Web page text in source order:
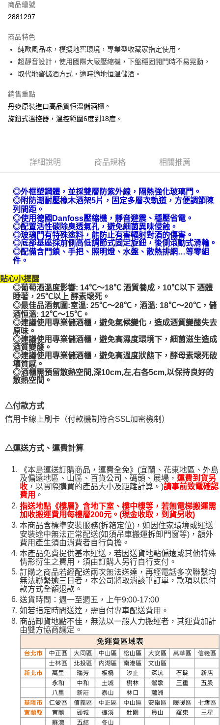
LINE Pay
街口支付
悠遊付
相關說明
【關於「AFTEE先享後付」】
AFTEE先享後付是「在收到商品之後才付款」的支付方式。 讓您購物簡單
便利好安心！
結帳頁面，進行簡訊認證並確認金額後，即可完成結帳。
２．訂單成立數日內，您將收到繳費通知簡訊。
３．收到繳費通知簡訊後14天內，點擊此簡訊中的連結，可透過四大超商／
ATM／網路銀行／等多元方式進行付款，方視為交易完成。
※ 請注意：結帳手續完成當下不需立刻繳費，但若您需要取消訂單，請聯絡
購買商品的店家。未經商家同意取消之訂單仍視為有效，需透過AFTEE先享
後付繳納相關費用。
※ 交易是否成功請以「AFTEE先享後付 」之結帳頁面顯示為準，若有關於
是否繳費成功／繳費後需取消欲退款等相關疑問，請聯繫「AFTEE先享後付
客戶支援中心」
【注意事項】
１．透過由恩沛科技股份有限公司提供之「AFTEE先享後付」服務完成之交
易，需依本服務之必要範圍內提供個人資料，並將交易相關給付款項請求債
權轉讓予恩沛科技股份有限公司。
２．關於個人資料處理事宜，請瀏覽以下網址：
https://aftee.tw/terms/#terms3
３．未成年的使用者請事先徵得法定代理人或監護人之同意方可使用
「AFTEE先享後付」，若未經同意申辦者引起之損失，本公司不負相關責
任。
４．使用「AFTEE先享後付」時，將依據個別帳號之用戶狀況，依本公司即
時審查核予不同之上限額度；若仍有額度不足之情形，本公司將視審查結果
請求用戶進行身份認證。
運送方式
商品編號
2881297
商品特色
純歐風品味，模擬地窖環境，專業型收藏家指定使用。
超靜音設計，使用國際大廠壓縮機，下盤穩固開門時不易晃動。
取代地窖儲酒方式，適時適地恒溫儲酒。
銷售重點
丹麥原裝進口高品質恒溫儲酒櫃。
旋鈕式溫控器，溫控範圍6度到18度。
詳細說明 商品規格 相關推薦
◎外框塑鋼體，並採雙層防紫外線，隔熱強化玻璃門。
◎附防潮耐壓橡木酒架5片，固定多層次軌道，方便調節陳
列間距。
◎使用德國Danfoss壓縮機，靜音避震、穩壓省電。
◎配置活性碳除臭透氣孔，避免細菌異味侵蝕。
◎玻璃門有特殊塗料，能防止有害輻射對酒的傷害。
◎底部基座採前側高低調節式固定旋鈕，後側滾動式滑輪。
◎配備含門鎖、手把、照明燈、水盤、散熱排網…等零組
件。
貼心小提醒
◎葡萄酒溫度影響: 14℃～18℃ 酒質養成，10℃以下 酒體
睡著，25℃以上 酵素壞死。
◎最佳品酒氛圍:室溫: 25℃～28℃，酒溫: 18℃～20℃，儲
酒恒溫: 12℃～15℃。
◎建議使用專業儲酒櫃，避免氣候變化，造成酒質變酸失去
原味。
◎建議使用專業儲酒櫃，避免高濕度環境下，細菌滋生造成
酒質變酸。
◎建議使用專業儲酒櫃，避免高溫度狀態下，酵母素壞死破
壞質感。
◎酒櫃需預留散熱空間,深10cm,左,右各5cm,以保持良好的
散熱空間。
△付款方式
信用卡線上刷卡（付款機制符合SSL加密機制）
△運送方式、運費計算
《本島運送訂購商品，運費全免》(宜蘭、花東地區、外島
及偏遠地區、山區、百貨公司、碼頭、展場， 運費到貨另
收 ，以實際購買的產品大小及距離計算。)請事前致電確認
費用 。
指送地點《樓層》含地下室、樓中樓等，若無電梯搬運需
加收搬運費用每樓層200元。(現金收取，到貨另收)
本商品含標準安裝服務(拆箱定位)，如因住家環境或運送
安裝途中無法正常配送(如須吊車搬運拆卸門窗等)，額外
費用產生須由消費者自行負擔。
本產品免費提供基本運送，若因送貨地點偏遠或其他特殊
情形衍生之費用，須由訂購人另行自行支付。
訂購之商品若經配送兩次無法送達，再經電話多次聯繫均
無法聯繫逾三日者，本公司將取消該筆訂單，款項以原付
款方式全額退款。
送貨時間：週一至週五，上午9:00-17:00
如若指定時間送達，需自付專車配送費用。
商品卸貨地點不佳，無法以一般人力搬運者，其運費加計
由雙方協商議定。